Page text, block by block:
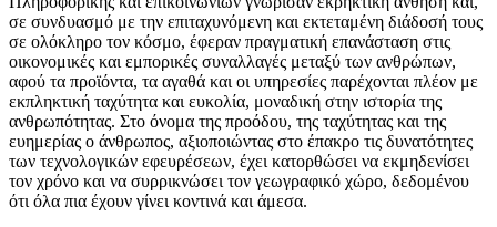
σε συνδυασμό με την επιταχυνόμενη και εκτεταμένη διάδοσή τους
σε ολόκληρο τον κόσμο, έφεραν πραγματική επανάσταση στις
οικονομικές και εμπορικές συναλλαγές μεταξύ των ανθρώπων,
αφού τα προϊόντα, τα αγαθά και οι υπηρεσίες παρέχονται πλέον με
εκπληκτική ταχύτητα και ευκολία, μοναδική στην ιστορία της
ανθρωπότητας. Στο όνομα της προόδου, της ταχύτητας και της
ευημερίας ο άνθρωπος, αξιοποιώντας στο έπακρο τις δυνατότητες
των τεχνολογικών εφευρέσεων, έχει κατορθώσει να εκμηδενίσει
τον χρόνο και να συρρικνώσει τον γεωγραφικό χώρο, δεδομένου
ότι όλα πια έχουν γίνει κοντινά και άμεσα.